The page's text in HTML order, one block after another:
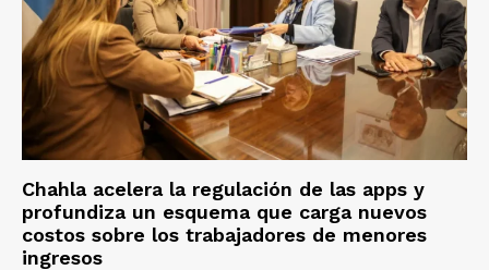
Chahla acelera la regulación de las apps y
profundiza un esquema que carga nuevos
costos sobre los trabajadores de menores
ingresos